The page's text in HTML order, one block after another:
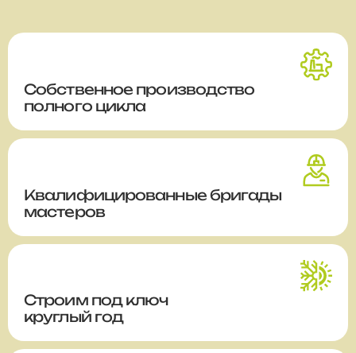
Собственное производство
полного цикла
Квалифицированные бригады
мастеров
Строим под ключ
круглый год